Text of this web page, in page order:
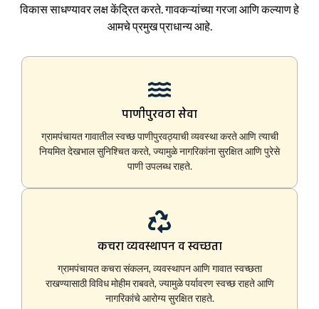
विकास साधण्यावर लक्ष केंद्रित करते. गावकऱ्यांच्या गरजा आणि कल्याण हे
आमचे प्रमुख प्राधान्य आहे.
पाणीपुरवठा सेवा
ग्रामपंचायत गावातील स्वच्छ पाणीपुरवठ्याची व्यवस्था करते आणि त्याची
नियमित देखभाल सुनिश्चित करते, ज्यामुळे नागरिकांना सुरक्षित आणि पुरेसे
पाणी उपलब्ध राहते.
कचरा व्यवस्थापन व स्वच्छता
ग्रामपंचायत कचरा संकलन, व्यवस्थापन आणि गावात स्वच्छता
राखण्यासाठी विविध मोहीम राबवते, ज्यामुळे पर्यावरण स्वच्छ राहते आणि
नागरिकांचे आरोग्य सुरक्षित राहते.